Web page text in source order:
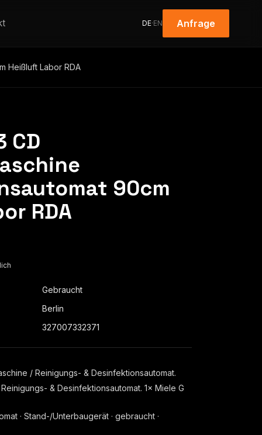
DE·EN Anfrage
Heißluft Labor RDA
CD
90cm
RDA
Gebraucht
Berlin
327007332371
/ Reinigungs- & Desinfektionsautomat.
& Desinfektionsautomat. 1× Miele G
· Stand-/Unterbaugerät · gebraucht ·